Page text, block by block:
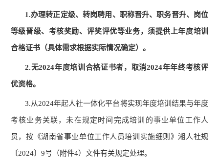
1.办理转正定级、转岗聘用、职称晋升、职务晋升、岗位
等级晋级、考核奖励、评奖评优等业务，须提供上年度培训
合格证书（具体需求根据实际情况确定）。
2.无2024年度培训合格证书者，取消2024年年终考核评
优资格。
3.从2024年起人社一体化平台将实现年度培训结果与年度
考核业务关联，未在规定时间完成培训的事业单位工作人
员，按《湖南省事业单位工作人员培训实施细则》湘人社规
〔2024〕 9号（附件4）文件有关规定处理。